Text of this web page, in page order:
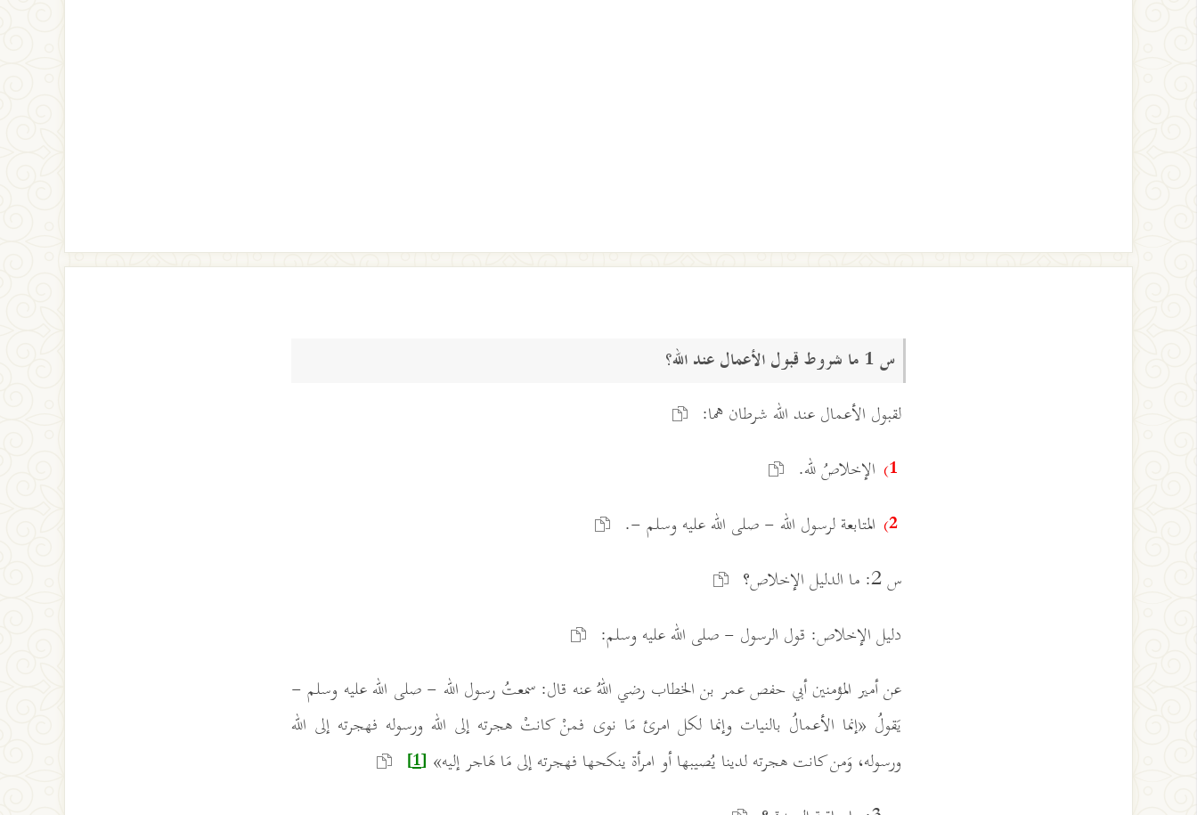
س 1 ما شروط قبول الأعمال عند الله؟
لقبول الأعمال عند الله شرطان هما:
1) الإخلاصُ لله.
2) المتابعة لرسول الله - صلى الله عليه وسلم -.
س 2: ما الدليل الإخلاص؟
دليل الإخلاص: قول الرسول - صلى الله عليه وسلم:
عن أمير المؤمنين أبي حفص عمر بن الخطاب رضي اللهُ عنه قال: سمعتُ رسول الله - صلى الله عليه وسلم -
يَقولُ «إنما الأعمالُ بالنيات وإنما لكل امرئ مَا نوى فمنْ كانتْ هجرته إلى الله ورسوله فهجرته إلى الله
ورسوله، وَمن كانت هجرته لدينا يُصيبها أو امرأة ينكحها فهجرته إلى مَا هَاجر إليه» [1]